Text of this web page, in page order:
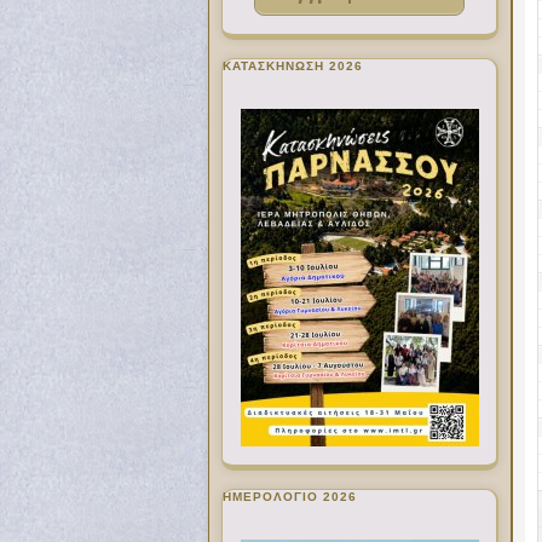
ΚΑΤΑΣΚΗΝΩΣΗ 2026
ΗΜΕΡΟΛΟΓΙΟ 2026